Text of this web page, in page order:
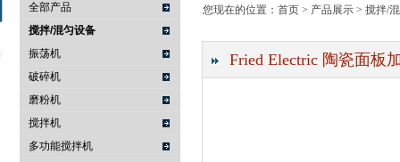
武汉提沃克科技有限公司
全部产品
搅拌/混匀设备
振荡机
破碎机
磨粉机
搅拌机
多功能搅拌机
您现在的位置： 首页 > 产品展示 > 搅拌/
Fried Electric 陶瓷面板